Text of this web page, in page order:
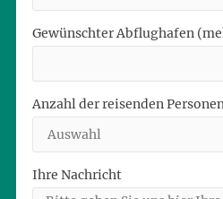
Gewünschter Abflughafen
Anzahl der reisenden
Ihre Nachricht